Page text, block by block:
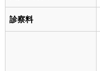
診察料